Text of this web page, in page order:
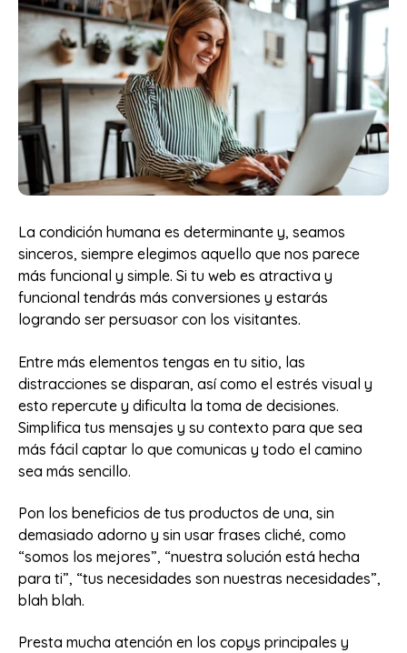
La condición humana es determinante y, seamos
sinceros, siempre elegimos aquello que nos parece
más funcional y simple. Si tu web es atractiva y
funcional tendrás más conversiones y estarás
logrando ser persuasor con los visitantes.
Entre más elementos tengas en tu sitio, las
distracciones se disparan, así como el estrés visual y
esto repercute y dificulta la toma de decisiones.
Simplifica tus mensajes y su contexto para que sea
más fácil captar lo que comunicas y todo el camino
sea más sencillo.
Pon los beneficios de tus productos de una, sin
demasiado adorno y sin usar frases cliché, como
“somos los mejores”, “nuestra solución está hecha
para ti”, “tus necesidades son nuestras necesidades”,
blah blah.
Presta mucha atención en los copys principales y